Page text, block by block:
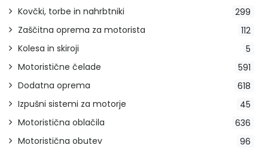
299
Kovčki, torbe in nahrbtniki
112
Zaščitna oprema za motorista
5
Kolesa in skiroji
591
Motoristične čelade
618
Dodatna oprema
45
Izpušni sistemi za motorje
636
Motoristična oblačila
96
Motoristična obutev